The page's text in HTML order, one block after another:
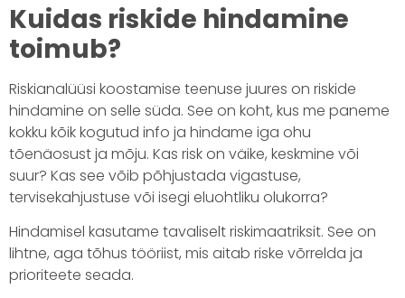
Kuidas riskide hindamine
toimub?
Riskianalüüsi koostamise teenuse juures on riskide
hindamine on selle süda. See on koht, kus me paneme
kokku kõik kogutud info ja hindame iga ohu
tõenäosust ja mõju. Kas risk on väike, keskmine või
suur? Kas see võib põhjustada vigastuse,
tervisekahjustuse või isegi eluohtliku olukorra?
Hindamisel kasutame tavaliselt riskimaatriksit. See on
lihtne, aga tõhus tööriist, mis aitab riske võrrelda ja
prioriteete seada.